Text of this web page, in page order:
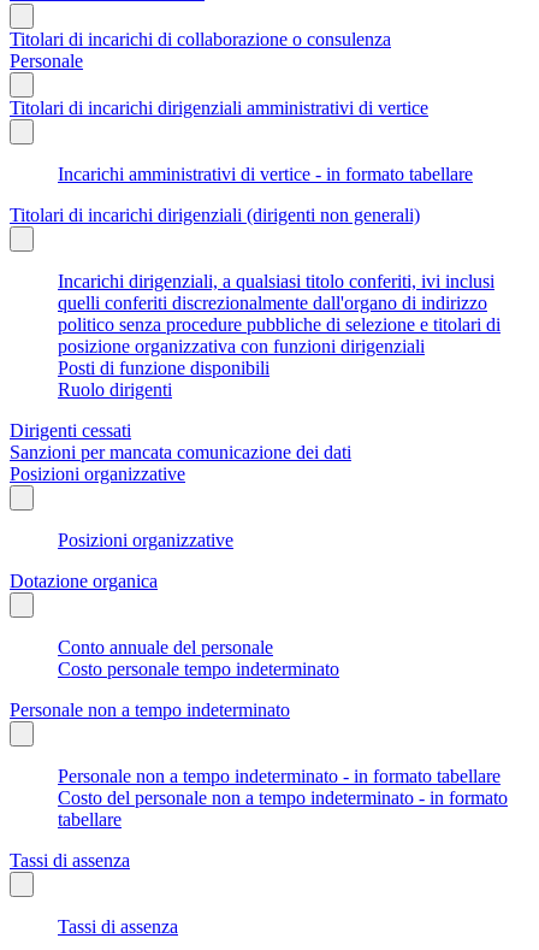
Titolari di incarichi di collaborazione o consulenza
Personale
Titolari di incarichi dirigenziali amministrativi di vertice
Incarichi amministrativi di vertice - in formato tabellare
Titolari di incarichi dirigenziali (dirigenti non generali)
Incarichi dirigenziali, a qualsiasi titolo conferiti, ivi inclusi
quelli conferiti discrezionalmente dall'organo di indirizzo
politico senza procedure pubbliche di selezione e titolari di
posizione organizzativa con funzioni dirigenziali
Posti di funzione disponibili
Ruolo dirigenti
Dirigenti cessati
Sanzioni per mancata comunicazione dei dati
Posizioni organizzative
Posizioni organizzative
Dotazione organica
Conto annuale del personale
Costo personale tempo indeterminato
Personale non a tempo indeterminato
Personale non a tempo indeterminato - in formato tabellare
Costo del personale non a tempo indeterminato - in formato
tabellare
Tassi di assenza
Tassi di assenza